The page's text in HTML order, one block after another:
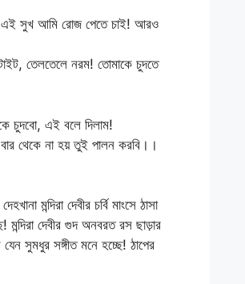
সুখ আমি রোজ পেতে চাই! আরও
তেলতেলে নরম! তোমাকে চুদতে
চুদবো, এই বলে দিলাম!
থেকে না হয় তুই পালন করবি।।
মন্দিরা দেবীর চর্বি মাংসে ঠাসা
মন্দিরা দেবীর গুদ অনবরত রস ছাড়ার
সুমধুর সঙ্গীত মনে হচ্ছে! ঠাপের